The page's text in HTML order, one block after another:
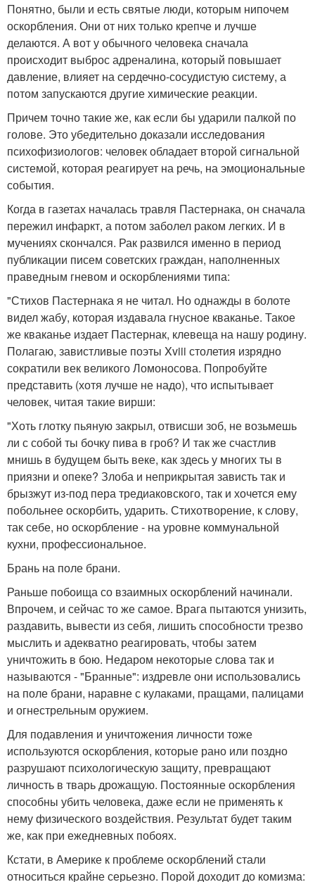
Понятно, были и есть святые люди, которым нипочем
оскорбления. Они от них только крепче и лучше
делаются. А вот у обычного человека сначала
происходит выброс адреналина, который повышает
давление, влияет на сердечно-сосудистую систему, а
потом запускаются другие химические реакции.
Причем точно такие же, как если бы ударили палкой по
голове. Это убедительно доказали исследования
психофизиологов: человек обладает второй сигнальной
системой, которая реагирует на речь, на эмоциональные
события.
Когда в газетах началась травля Пастернака, он сначала
пережил инфаркт, а потом заболел раком легких. И в
мучениях скончался. Рак развился именно в период
публикации писем советских граждан, наполненных
праведным гневом и оскорблениями типа:
"Стихов Пастернака я не читал. Но однажды в болоте
видел жабу, которая издавала гнусное кваканье. Такое
же кваканье издает Пастернак, клевеща на нашу родину.
Полагаю, завистливые поэты Xviii столетия изрядно
сократили век великого Ломоносова. Попробуйте
представить (хотя лучше не надо), что испытывает
человек, читая такие вирши:
"Хоть глотку пьяную закрыл, отвисши зоб, не возьмешь
ли с собой ты бочку пива в гроб? И так же счастлив
мнишь в будущем быть веке, как здесь у многих ты в
приязни и опеке? Злоба и неприкрытая зависть так и
брызжут из-под пера тредиаковского, так и хочется ему
побольнее оскорбить, ударить. Стихотворение, к слову,
так себе, но оскорбление - на уровне коммунальной
кухни, профессиональное.
Брань на поле брани.
Раньше побоища со взаимных оскорблений начинали.
Впрочем, и сейчас то же самое. Врага пытаются унизить,
раздавить, вывести из себя, лишить способности трезво
мыслить и адекватно реагировать, чтобы затем
уничтожить в бою. Недаром некоторые слова так и
называются - "Бранные": издревле они использовались
на поле брани, наравне с кулаками, пращами, палицами
и огнестрельным оружием.
Для подавления и уничтожения личности тоже
используются оскорбления, которые рано или поздно
разрушают психологическую защиту, превращают
личность в тварь дрожащую. Постоянные оскорбления
способны убить человека, даже если не применять к
нему физического воздействия. Результат будет таким
же, как при ежедневных побоях.
Кстати, в Америке к проблеме оскорблений стали
относиться крайне серьезно. Порой доходит до комизма: